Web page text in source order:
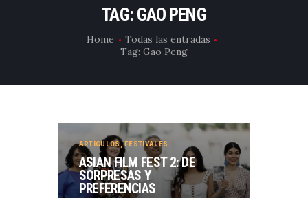
TAG: GAO PENG
Home
Todas las entradas
Tag: Gao Peng
ESTRENOS DE TELEVISIÓN
CRÍTICAS
ESPECIALES
EDITORIALES
EQUIPO DE BBK
TÉRMINOS Y CONDICIONES
ARTÍCULOS,FESTIVALES
ASIAN FILM FEST 2: DE
SORPRESAS Y
PREFERENCIAS